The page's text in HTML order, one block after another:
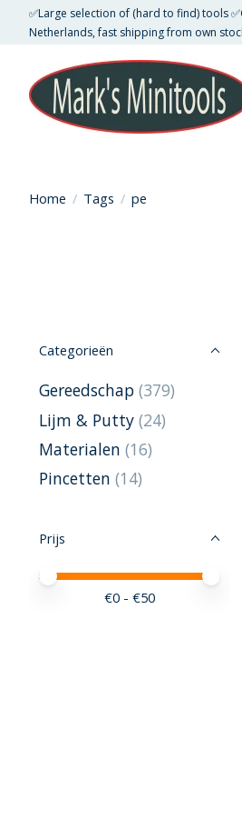
✅Large selection of (hard to find) tools
Netherlands, fast shipping from own
Home / Tags / pe
Categorieën
Gereedschap (379)
Lijm & Putty (24)
Materialen (16)
Pincetten (14)
Prijs
Minimale prijswaarde
Price maximum value
€0 - €50